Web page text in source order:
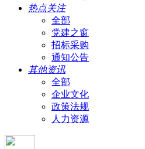
热点关注
全部
党建之窗
招标采购
通知公告
其他资讯
全部
企业文化
政策法规
人力资源